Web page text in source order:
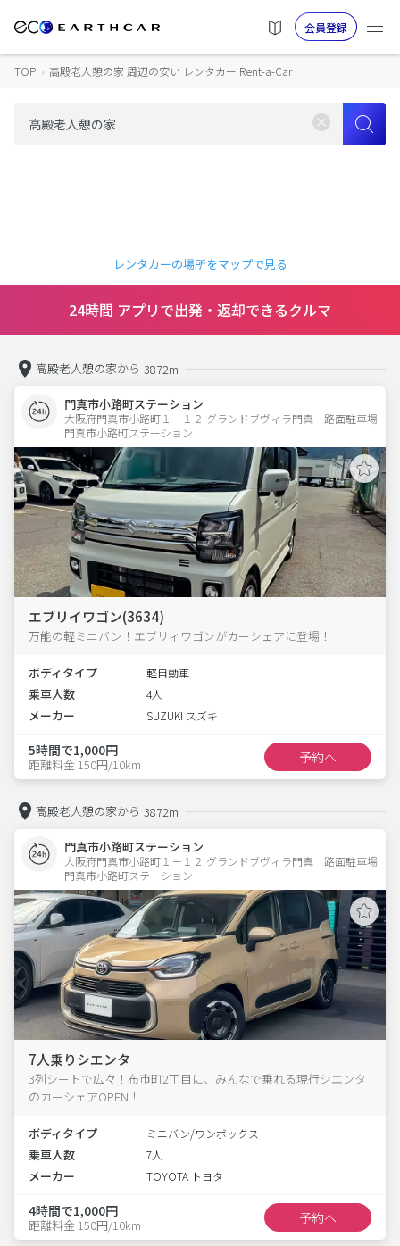
会員登録
TOP › 高殿老人憩の家 周辺の安い レンタカー Rent-a-Car
レンタカーの場所をマップで見る
24時間 アプリで出発・返却できるクルマ
高殿老人憩の家から 3872m
門真市小路町ステーション
大阪府門真市小路町１－１２ グランドブヴィラ門真　路面駐車場
門真市小路町ステーション
エブリイワゴン(3634)
万能の軽ミニバン！エブリィワゴンがカーシェアに登場！
ボディタイプ 軽自動車
乗車人数 4人
メーカー SUZUKI スズキ
5時間で1,000円
距離料金 150円/10km 予約へ
高殿老人憩の家から 3872m
門真市小路町ステーション
大阪府門真市小路町１－１２ グランドブヴィラ門真　路面駐車場
門真市小路町ステーション
7人乗りシエンタ
3列シートで広々！布市町2丁目に、みんなで乗れる現行シエンタ
のカーシェアOPEN！
ボディタイプ ミニバン/ワンボックス
乗車人数 7人
メーカー TOYOTA トヨタ
4時間で1,000円
距離料金 150円/10km 予約へ